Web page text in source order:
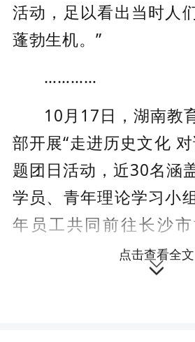
活动， 足以看出当时人
蓬勃生机。 ”
…………
10月17日， 湖南教
部开展“走进历史文化
题团日活动，近30名涵
学员、青年理论学习小
年员工共同前往长沙
点击查看全文
